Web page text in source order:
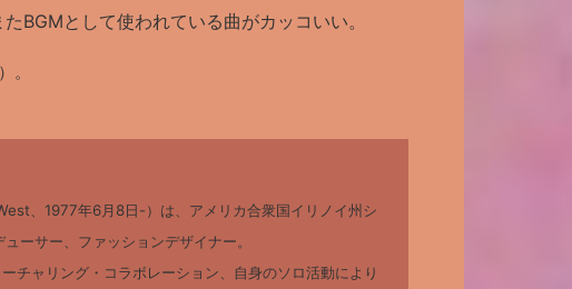
BGMとして使われている曲がカッコいい。
。
、1977年6月8日-）は、アメリカ合衆国イリノイ州シ
ーサー、ファッションデザイナー。
チャリング・コラボレーション、自身のソロ活動により